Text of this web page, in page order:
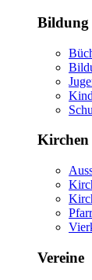
Bildung
Kirchen
Vereine